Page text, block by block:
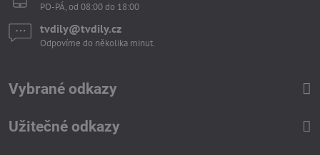
PO-PÁ, od 08:00 do 18:00
tvdily​@tvdily​.cz
Odpovíme do několika minut.
Vybrané odkazy
Užitečné odkazy